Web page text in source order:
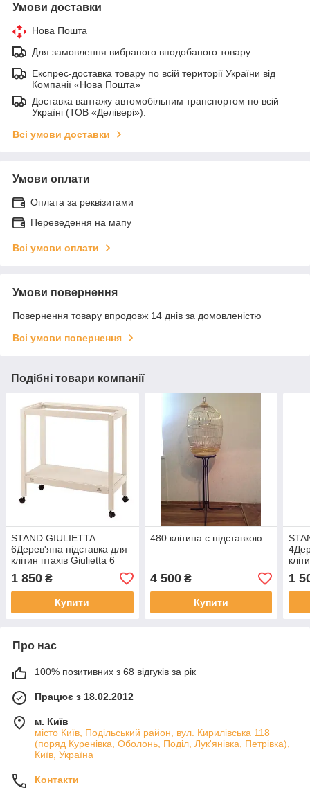
Умови доставки
Нова Пошта
Для замовлення вибраного вподобаного товару
Експрес-доставка товару по всій території України від
Компанії «Нова Пошта»
Доставка вантажу автомобільним транспортом по всій
Україні (ТОВ «Делівері»).
Всі умови доставки
Умови оплати
Оплата за реквізитами
Переведення на мапу
Всі умови оплати
Умови повернення
Повернення товару впродовж 14 днів за домовленістю
Всі умови повернення
Подібні товари компанії
STAND GIULIETTA
6Дерев'яна підставка для
клітин птахів Giulietta 6
1 850 ₴
Купити
480 клітина с підставкою.
4 500₴
Купити
x
1
Про нас
100% позитивних з 68 відгуків за рік
Працює з 18.02.2012
м. Київ
місто Київ, Подільський район, вул. Кирилівська 118
(поряд Куренівка, Оболонь, Поділ, Лук'янівка, Петрівка),
Київ, Україна
Контакти